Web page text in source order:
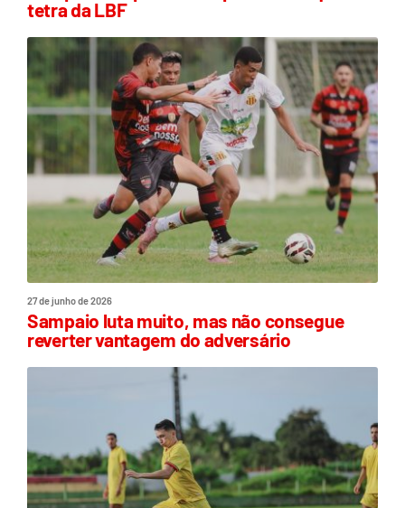
tetra da LBF
27 de junho de 2026
Sampaio luta muito, mas não consegue
reverter vantagem do adversário